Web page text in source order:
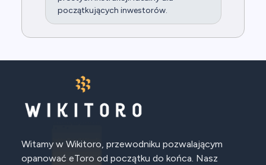
początkujących inwestorów.
Witamy w Wikitoro, przewodniku pozwalającym
opanować eToro od początku do końca. Nasz